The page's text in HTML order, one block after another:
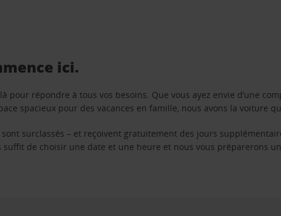
ici.
pour répondre à tous vos besoins. Que vous ayez envie d’une
spacieux pour des vacances en famille, nous avons la voiture
surclassés – et reçoivent gratuitement des jours
de choisir une date et une heure et nous vous préparerons